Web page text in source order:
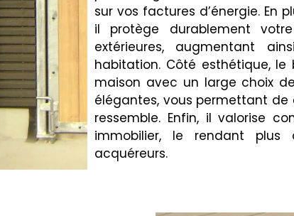
sur vos factures d’énergie. En
il protège durablement
extérieures, augmentant
habitation. Côté esthétique, le
maison avec un large choix
élégantes, vous permettant
ressemble. Enfin, il valorise
immobilier, le rendant
acquéreurs.